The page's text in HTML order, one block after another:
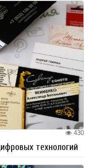
430
технологий